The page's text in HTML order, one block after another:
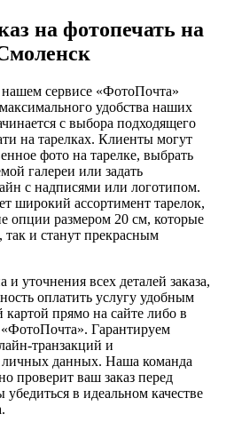
на фотопечать на
сервисе «ФотоПочта»
удобства наших
с выбора подходящего
на тарелках. Клиенты могут
фото на тарелке, выбрать
галереи или задать
с надписями или логотипом.
широкий ассортимент тарелок,
опции размером 20 см, которые
так и станут прекрасным
уточнения всех деталей заказа,
оплатить услугу удобным
картой прямо на сайте либо в
Гарантируем
транзакций и
личных данных. Наша команда
проверит ваш заказ перед
в идеальном качестве